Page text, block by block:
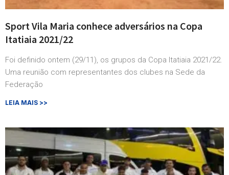
Sport Vila Maria conhece adversários na Copa
Itatiaia 2021/22
Foi definido ontem (29/11), os grupos da Copa Itatiaia 2021/22.
Uma reunião com representantes dos clubes na Sede da
Federação
LEIA MAIS >>